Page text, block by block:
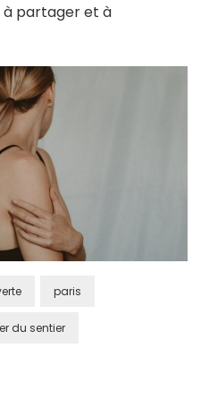
à partager et à
paris
du sentier